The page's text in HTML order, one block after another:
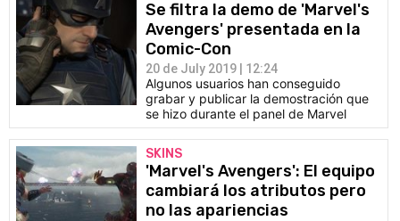
Se filtra la demo de 'Marvel's
Avengers' presentada en la
Comic-Con
20 de July 2019 | 12:24
Algunos usuarios han conseguido
grabar y publicar la demostración que
se hizo durante el panel de Marvel
SKINS
'Marvel's Avengers': El equipo
cambiará los atributos pero
no las apariencias